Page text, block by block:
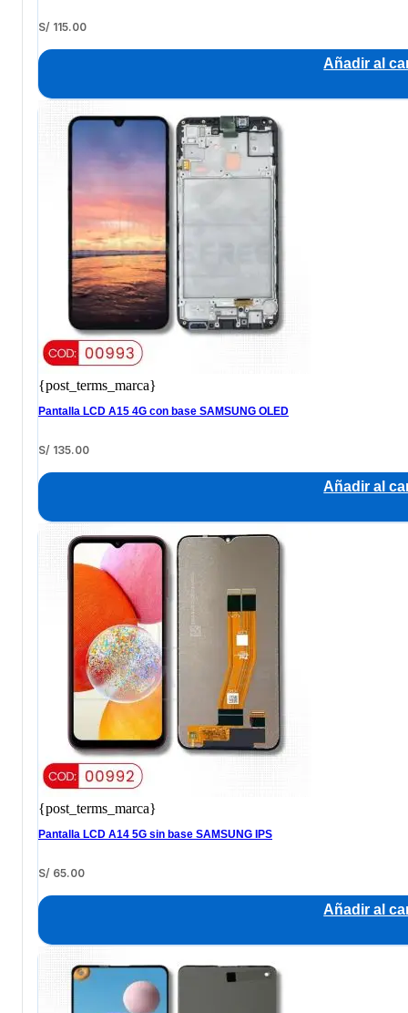
S/ 115.00
Añadir al
{post_terms_marca}
Pantalla LCD A15 4G con base SAMSUNG OLED
S/ 135.00
Añadir al
{post_terms_marca}
Pantalla LCD A14 5G sin base SAMSUNG IPS
S/ 65.00
Añadir al